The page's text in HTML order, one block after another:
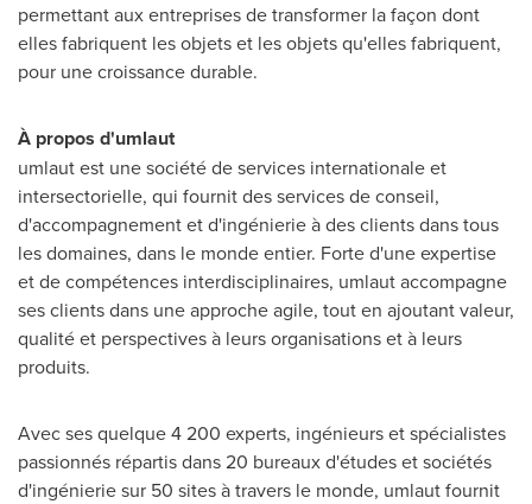
permettant aux entreprises de transformer la façon dont
elles fabriquent les objets et les objets qu'elles fabriquent,
pour une croissance durable.
À propos d'umlaut
umlaut est une société de services internationale et
intersectorielle, qui fournit des services de conseil,
d'accompagnement et d'ingénierie à des clients dans tous
les domaines, dans le monde entier. Forte d'une expertise
et de compétences interdisciplinaires, umlaut accompagne
ses clients dans une approche agile, tout en ajoutant valeur,
qualité et perspectives à leurs organisations et à leurs
produits.
Avec ses quelque 4 200 experts, ingénieurs et spécialistes
passionnés répartis dans 20 bureaux d'études et sociétés
d'ingénierie sur 50 sites à travers le monde, umlaut fournit